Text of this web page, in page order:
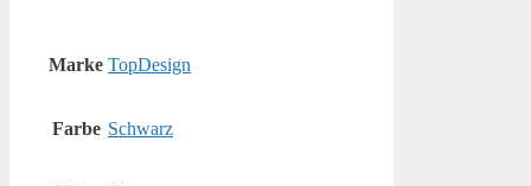
Marke TopDesign
Farbe Schwarz